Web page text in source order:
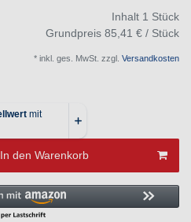
Inhalt 1 Stück
Grundpreis 85,41 € / Stück
* inkl. ges. MwSt. zzgl. Versandkosten
In den Warenkorb